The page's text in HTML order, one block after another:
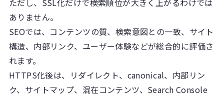
ただし、SSL化だけで検索順位が大きく上がるわけでは
ありません。
SEOでは、コンテンツの質、検索意図との一致、サイト
構造、内部リンク、ユーザー体験などが総合的に評価さ
れます。
HTTPS化後は、リダイレクト、canonical、内部リン
ク、サイトマップ、混在コンテンツ、Search Console